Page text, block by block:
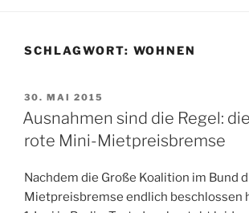
SCHLAGWORT: WOHNEN
VERÖFFENTLICHT
AM
30. MAI 2015
Ausnahmen sind die Regel:
rote Mini-Mietpreisbremse
Nachdem die Große Koalition im Bund
Mietpreisbremse endlich beschlossen